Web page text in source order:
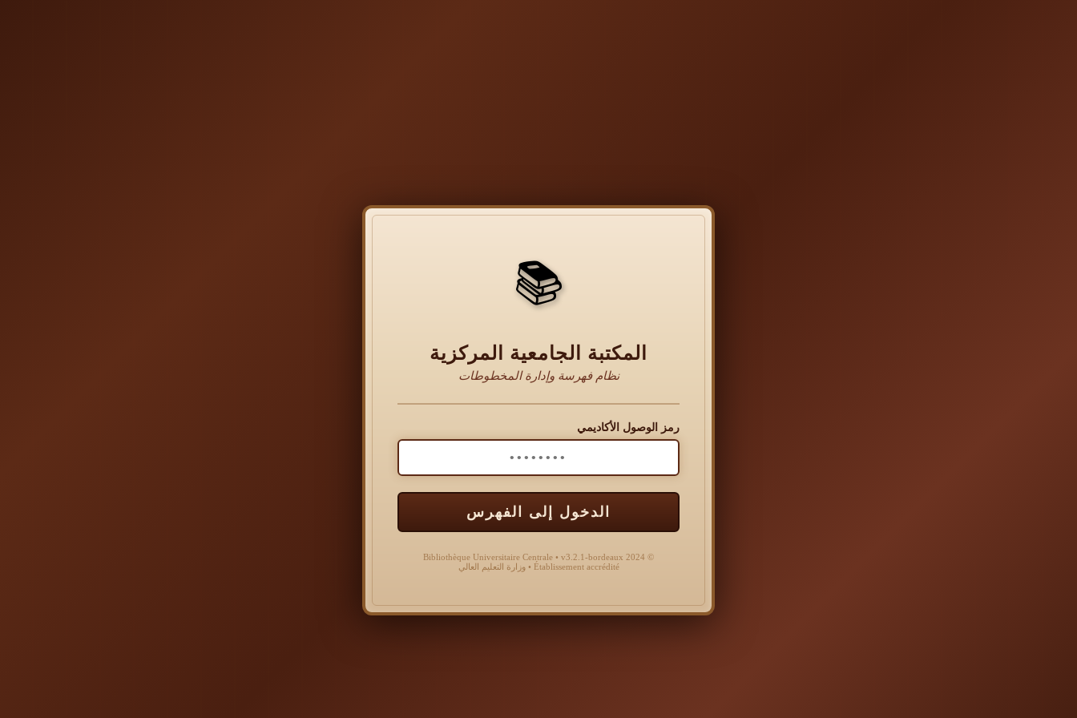
📚
المكتبة الجامعية المركزية
نظام فهرسة وإدارة المخطوطات
رمز الوصول الأكاديمي
الدخول إلى الفهرس
© 2024 Bibliothèque Universitaire Centrale • v3.2.1-bordeaux
Établissement accrédité • وزارة التعليم العالي